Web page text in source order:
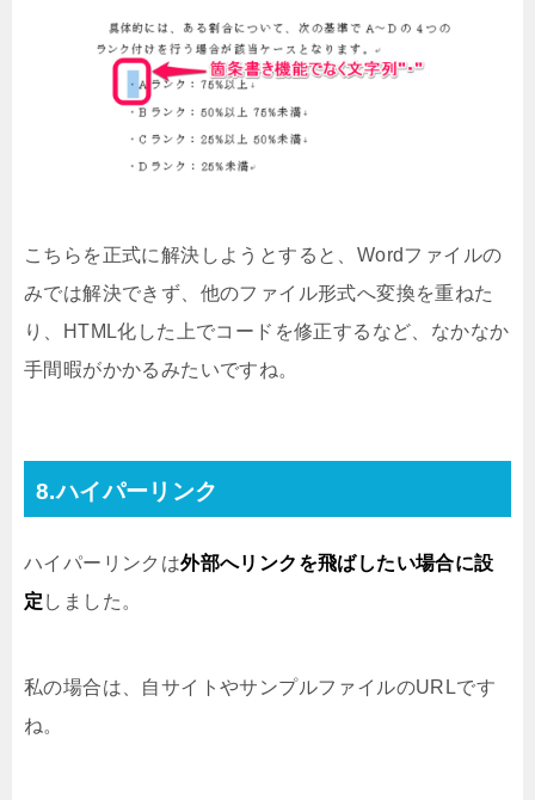
こちらを正式に解決しようとすると、Wordファイルの
みでは解決できず、他のファイル形式へ変換を重ねた
り、HTML化した上でコードを修正するなど、なかなか
手間暇がかかるみたいですね。
8.ハイパーリンク
ハイパーリンクは外部へリンクを飛ばしたい場合に設
定 しました。
私の場合は、自サイトやサンプルファイルのURLです
ね。